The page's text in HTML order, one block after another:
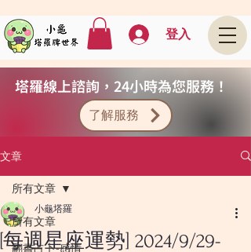
登入
塔羅線上諮詢，24小時為您服務！
了解服務
文章
所有文章
翻書占卜-感情
所有文章
[每週星座運勢] 2024/9/29-
小龜塔羅